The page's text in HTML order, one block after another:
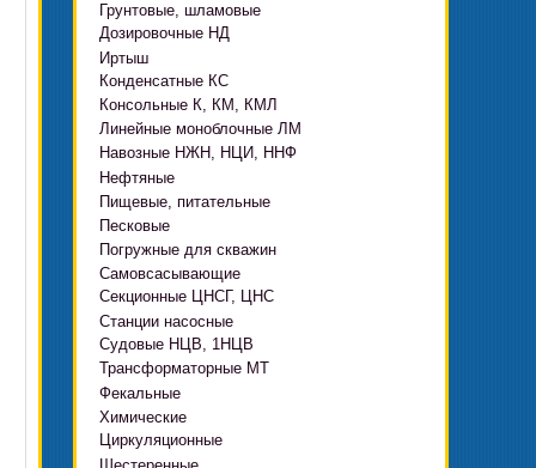
Ф, Фр
с HMS Control
Д, 1Д
ЦН
DeLium
Грунтовые, шламовые
ГРАТ, ГРАК, ГРАР
ВШН
Дозировочные НД
Иртыш
ПФ, НФ, ПД
ЦМЛ
ЦМК
Конденсатные КС
Консольные К, КМ, КМЛ
Линейные моноблочные ЛМ
Навозные НЖН, НЦИ, ННФ
Нефтяные
НВ, НВЕ, НДВ
КМC
4(5,6)НК
КМХ Адонис
Пищевые, питательные
ОНЦ, СНЦ
ЦВК
ПЭ
Поршневые на пару
Песковые
П, ПР, ПБ, ПК, ПРВП
ППР, ППК вертикальные
Погружные для скважин
ЭЦВ Ливнынасос
ЭЦВ Промбурвод
2ЭЦВ
БЦП М
CRS
СПА 4
Самовсасывающие
АНС
С-569
С-245
Секционные ЦНСГ, ЦНС
Станции насосные
СУЗ, HMS Control
Автоматические САУ
Садовые Ингро CAM
Судовые НЦВ, 1НЦВ
Трансформаторные МТ
Фекальные
СМ, 1СМ, 2СМ
СД, СДВ
Химические
Х
Циркуляционные